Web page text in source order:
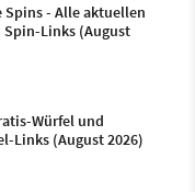
Spins - Alle aktuellen
Links (August
Würfel und
Links (August 2026)